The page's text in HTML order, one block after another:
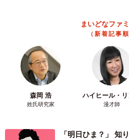
まいどなファ
（新着記事順
森岡 浩
姓氏研究家
ハイヒール・
漫才師
「明日ひま？」 知